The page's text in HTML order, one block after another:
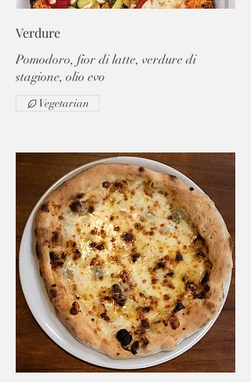
Verdure
Pomodoro, fior di latte, verdure di
stagione, olio evo
Vegetarian